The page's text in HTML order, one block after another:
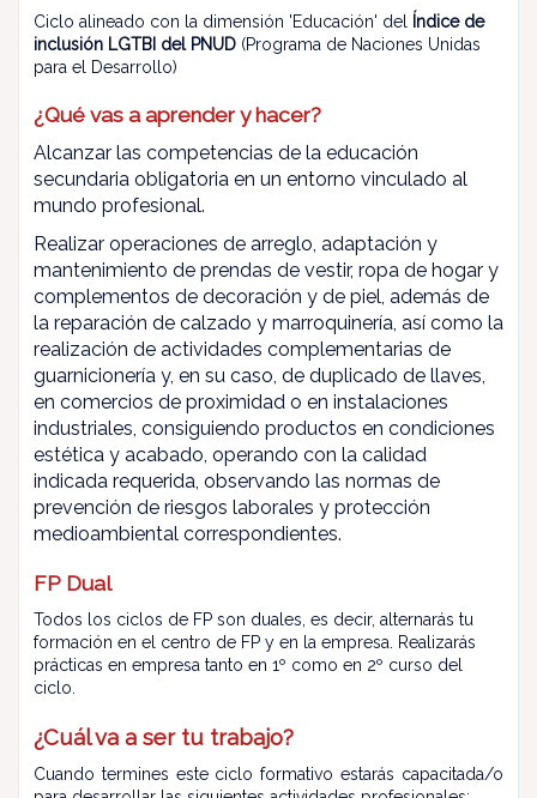
Ciclo alineado con la dimensión 'Educación' del
Índice de
inclusión LGTBI del PNUD (Programa de Naciones Unidas
para el Desarrollo)
¿Qué vas a aprender y hacer?
Alcanzar las competencias de la educación
secundaria obligatoria en un entorno vinculado al
mundo profesional.
Realizar operaciones de arreglo, adaptación y
mantenimiento de prendas de vestir, ropa de hogar y
complementos de decoración y de piel, además de
la reparación de calzado y marroquinería, así como la
realización de actividades complementarias de
guarnicionería y, en su caso, de duplicado de llaves,
en comercios de proximidad o en instalaciones
industriales, consiguiendo productos en condiciones
estética y acabado, operando con la calidad
indicada requerida, observando las normas de
prevención de riesgos laborales y protección
medioambiental correspondientes.
FP Dual
Todos los ciclos de FP son duales, es decir, alternarás tu
formación en el centro de FP y en la empresa. Realizarás
prácticas en empresa tanto en 1º como en 2º curso del
ciclo.
¿Cuál va a ser tu trabajo?
Cuando termines este ciclo formativo estarás capacitada/o